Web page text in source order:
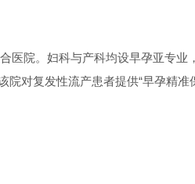
医院。妇科与产科均设早孕亚专业
院对复发性流产患者提供“早孕精准